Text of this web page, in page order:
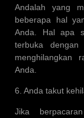
Andalah yang
beberapa hal
Anda. Hal apa
terbuka
menghilangkan
Anda.
6. Anda takut
Jika